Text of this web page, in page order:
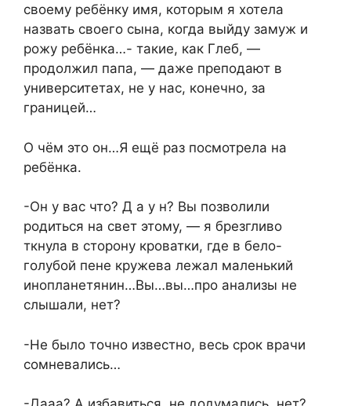
своему ребёнку имя, которым я хотела
назвать своего сына, когда выйду замуж и
рожу ребёнка…- такие, как Глеб, —
продолжил папа, — даже преподают в
университетах, не у нас, конечно, за
границей…
О чём это он…Я ещё раз посмотрела на
ребёнка.
-Он у вас что? Д а у н? Вы позволили
родиться на свет этому, — я брезгливо
ткнула в сторону кроватки, где в бело-
голубой пене кружева лежал маленький
инопланетянин…Вы…вы…про анализы не
слышали, нет?
-Не было точно известно, весь срок врачи
сомневались…